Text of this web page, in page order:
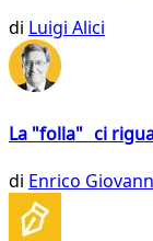
di Luigi Alici
La "folla" ci
di Enrico